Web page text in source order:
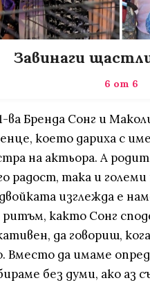
Завинаги
6 от 6
ва Бренда Сонг и
което дариха с
на актьора. А
радост, така и
изглежда е
ритъм, както Сонг
да говориш,
Вместо да имаме
без думи, ако аз